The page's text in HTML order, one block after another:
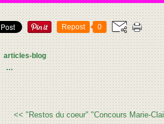
Repost 0
articles-blog
…
<< "Restos du coeur" "Concours Marie-